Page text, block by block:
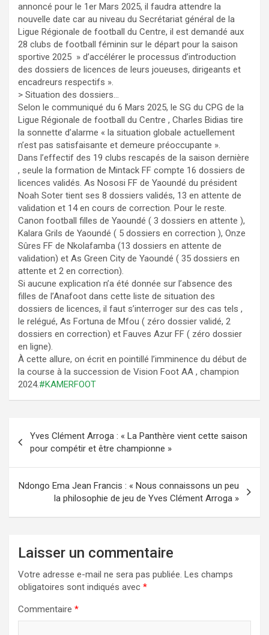
annoncé pour le 1er Mars 2025, il faudra attendre la
nouvelle date car au niveau du Secrétariat général de la
Ligue Régionale de football du Centre, il est demandé aux
28 clubs de football féminin sur le départ pour la saison
sportive 2025 » d’accélérer le processus d’introduction
des dossiers de licences de leurs joueuses, dirigeants et
encadreurs respectifs ».
> Situation des dossiers…
Selon le communiqué du 6 Mars 2025, le SG du CPG de la
Ligue Régionale de football du Centre , Charles Bidias tire
la sonnette d’alarme « la situation globale actuellement
n’est pas satisfaisante et demeure préoccupante ».
Dans l’effectif des 19 clubs rescapés de la saison dernière
, seule la formation de Mintack FF compte 16 dossiers de
licences validés. As Nososi FF de Yaoundé du président
Noah Soter tient ses 8 dossiers validés, 13 en attente de
validation et 14 en cours de correction. Pour le reste.
Canon football filles de Yaoundé ( 3 dossiers en attente ),
Kalara Grils de Yaoundé ( 5 dossiers en correction ), Onze
Sûres FF de Nkolafamba (13 dossiers en attente de
validation) et As Green City de Yaoundé ( 35 dossiers en
attente et 2 en correction).
Si aucune explication n’a été donnée sur l’absence des
filles de l’Anafoot dans cette liste de situation des
dossiers de licences, il faut s’interroger sur des cas tels ,
le relégué, As Fortuna de Mfou ( zéro dossier validé, 2
dossiers en correction) et Fauves Azur FF ( zéro dossier
en ligne).
À cette allure, on écrit en pointillé l’imminence du début de
la course à la succession de Vision Foot AA , champion
2024.#KAMERFOOT
de
l’article
Yves Clément Arroga : « La Panthère vient cette saison
pour compétir et être championne »
Ndongo Ema Jean Francis : « Nous connaissons un peu
la philosophie de jeu de Yves Clément Arroga »
Laisser un commentaire
Votre adresse e-mail ne sera pas publiée. Les champs
obligatoires sont indiqués avec *
Commentaire *